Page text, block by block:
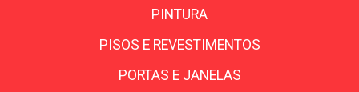
PINTURA
PISOS E REVESTIMENTOS
PORTAS E JANELAS